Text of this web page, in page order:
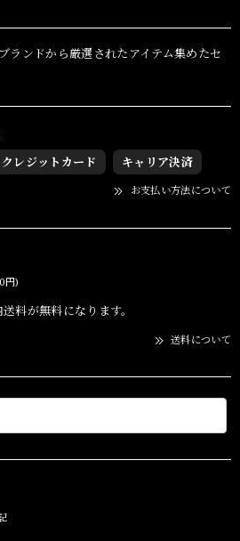
ンドから厳選されたアイテム集めたセ
クレジットカード キャリア決済
お支払い方法について
円)
料が無料になります。
送料について